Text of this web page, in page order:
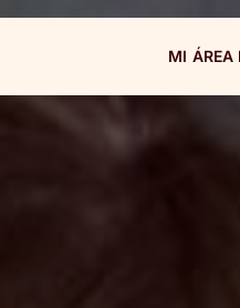
MI ÁREA